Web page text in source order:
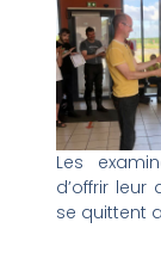
Les
d’offrir
se quittent